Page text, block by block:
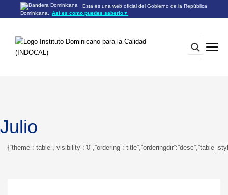
Esta es una web oficial del Gobierno de la República
Dominicana.
Así es como puedes saberlo▼
Los sitios web oficiales utilizan .gob.do o .gov.do
Los sitios web oficiales .gob.do o .gov.do seguros utilizan
HTTPS
Julio